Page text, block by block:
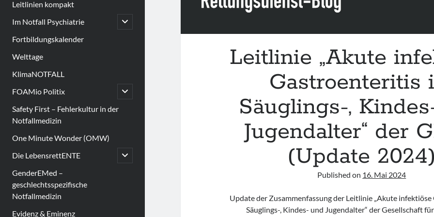
Leitlinien kompakt
Im Notfall Psychiatrie
open
child
Fortbildungskalender
Welttage
KlimaNOTFALL
FOAMio Politix
open
child
Safety First – Fehlerkultur in der
Notfallmedizin
One Minute Wonder (OMW)
Die LebensrettENTE
open
child
GenderEMed –
geschlechtsspezifische
Notfallmedizin
Evidenz & Eminenz
Leitlinie „Akute
Gastroenteritis
Säuglings-,
Jugendalter“ der
(Update
Published on 16. Mai 2024
Update der Zusammenfassung der Leitlinie „Akute
Säuglings-, Kindes- und Jugendalter“ der Gesellschaft